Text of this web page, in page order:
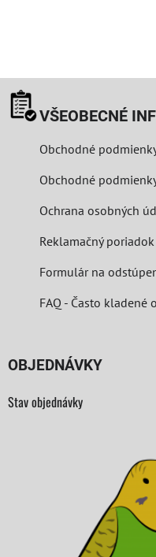
VŠEOBECNÉ
Obchodné
Obchodné
Ochrana osobných
Reklamačný poriadok
Formulár na
FAQ - Často kladené
OBJEDNÁVKY
Stav objednávky